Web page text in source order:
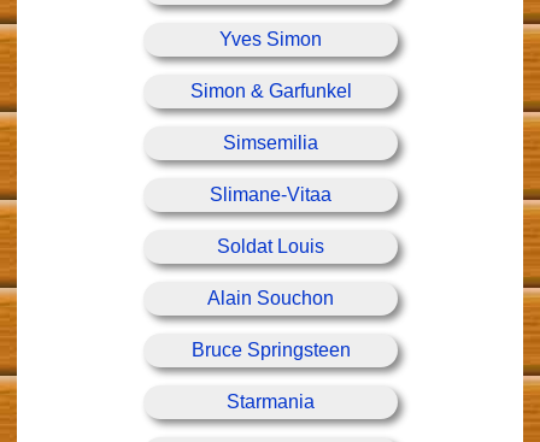
Yves Simon
Simon & Garfunkel
Simsemilia
Slimane-Vitaa
Soldat Louis
Alain Souchon
Bruce Springsteen
Starmania